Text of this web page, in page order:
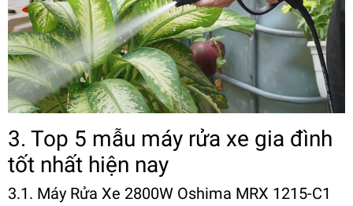
3. Top 5 mẫu máy rửa xe gia đình
tốt nhất hiện nay
3.1. Máy Rửa Xe 2800W Oshima MRX 1215-C1